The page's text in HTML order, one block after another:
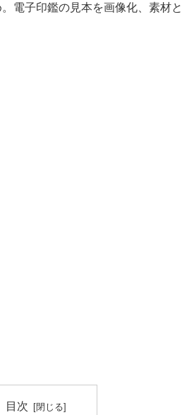
電子印鑑の見本を画像化、素材と
目次